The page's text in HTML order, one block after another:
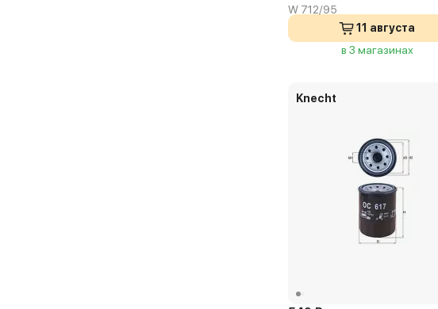
W 712/95
11 августа
в 3 магазинах
Knecht